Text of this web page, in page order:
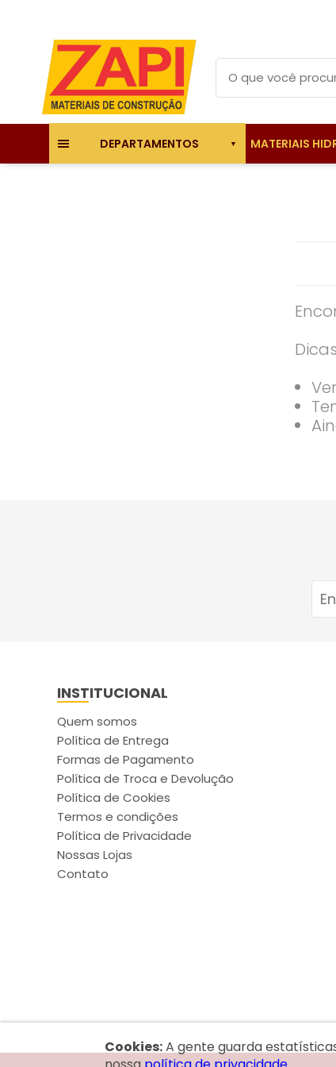
DEPARTAMENTOS MATERIAIS
INSTITUCIONAL
Quem somos
Política de Entrega
Formas de Pagamento
Política de Troca e Devolução
Política de Cookies
Termos e condições
Política de Privacidade
Nossas Lojas
Contato
Cookies:A gente guarda